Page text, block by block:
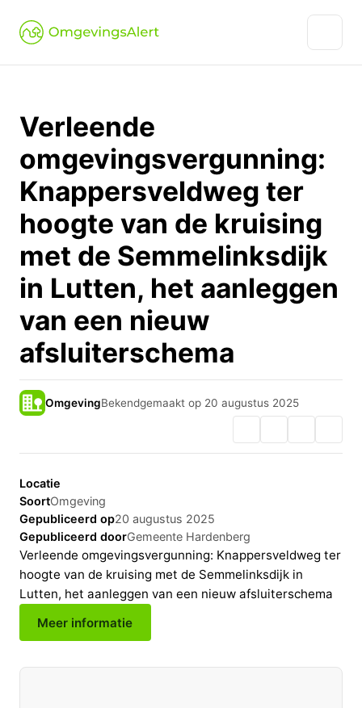
Verleende
omgevingsvergunning:
Knappersveldweg ter
hoogte van de kruising
met de Semmelinksdijk
in Lutten, het aanleggen
van een nieuw
afsluiterschema
OmgevingBekendgemaakt op 20 augustus 2025
Locatie
SoortOmgeving
Gepubliceerd op20 augustus 2025
Gepubliceerd doorGemeente Hardenberg
Verleende omgevingsvergunning: Knappersveldweg ter
hoogte van de kruising met de Semmelinksdijk in
Lutten, het aanleggen van een nieuw afsluiterschema
Meer informatie